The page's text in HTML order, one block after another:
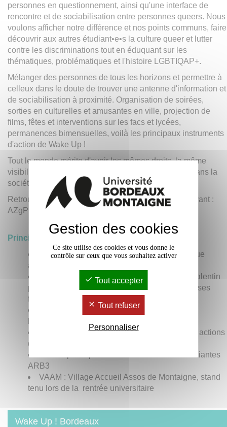
personnes en questionnement, ainsi qu'une interface de
rencontre et de sociabilisation entre personnes queers. Nous
voulons afficher notre différence et nos points communs, faire
découvrir aux autres étudiant•e•s la culture queer et lutter
contre les discriminations tout en éduquant sur les
thématiques, problématiques et l'histoire LGBTIQAP+.
Mélanger des personnes de tous les horizons et permettre à
celleux dans le doute de trouver une antenne d'information et
de sociabilisation à proximité. Organisation de soirées,
sorties en culturelles et amusantes en ville, projection de
films, fêtes et interventions sur les facs et lycées,
permanences bimensuelles, voilà les principaux instruments
d'action de Wake Up !
Tout le monde mérite d'avoir les mêmes droits, la même
visibilité et le même respect, que ce soit à la fac ou dans la
société en général.
Retrouvez l'association sur Discord avec le code suivant :
AZgPmhtpZY,
facebook
Principales réalisations et projets
MARCHES DES FIERTÉS : fait partie chaque
année du cortège de la GayPride.
KISSING : Manifestation annuelle de la St Valentin
pour affirmer la visibilité de l'amour sous toutes ses
formes et ses différences
IDAHO : Journée Mondiale de Lutte contre
décembre et Sidaction : participation aux actions
de lutte contre le SIDA dans les universités
ARB3 : participation au collectif d'assos étudiantes
ARB3
VAAM : Village Accueil Assos de Montaigne, stand
tenu lors de la rentrée universitaire
Wake Up ! Bordeaux
Gestion des cookies
Ce site utilise des cookies et vous donne le
contrôle sur ceux que vous souhaitez activer
Tout accepter
Tout refuser
Personnaliser